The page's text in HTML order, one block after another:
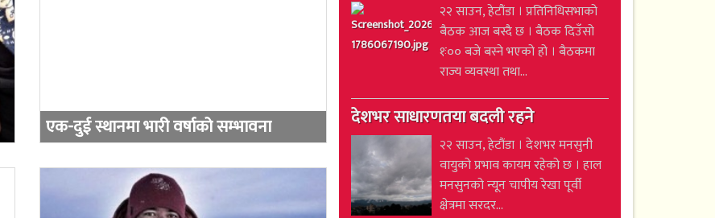
एक-दुई स्थानमा भारी वर्षाको सम्भावना
२२ साउन, हेटौंडा । प्रतिनिधिसभाको
बैठक आज बस्दै छ । बैठक दिउँसो
१ः०० बजे बस्ने भएको हो । बैठकमा
राज्य व्यवस्था तथा...
देशभर साधारणतया बदली रहने
२२ साउन, हेटौंडा । देशभर मनसुनी
वायुको प्रभाव कायम रहेको छ । हाल
मनसुनको न्यून चापीय रेखा पूर्वी
क्षेत्रमा सरदर...